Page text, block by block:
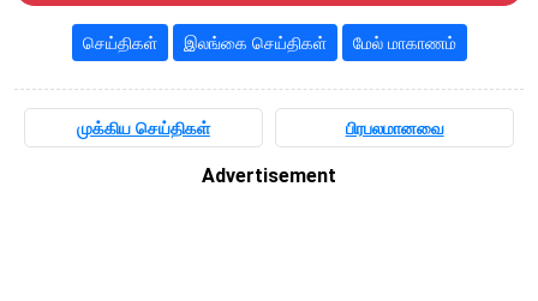
செய்திகள் இலங்கை செய்திகள் மேல் மாகாணம்
முக்கிய செய்திகள் பிரபலமானவை
Advertisement